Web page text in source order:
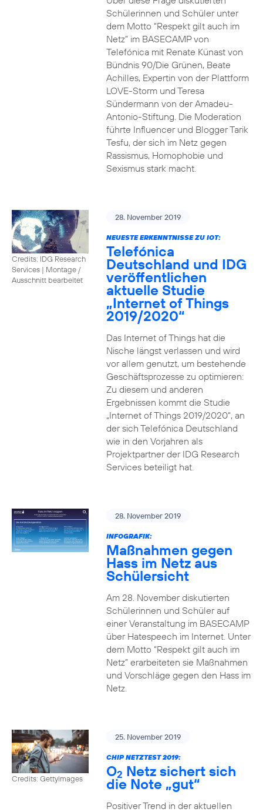
Schülerinnen und Schüler unter
dem Motto “Respekt gilt auch im
Netz” im BASECAMP von
Telefónica mit Renate Künast von
Bündnis 90/Die Grünen, Beate
Achilles, Expertin von der Plattform
LOVE-Storm und Teresa
Sündermann von der Amadeu-
Antonio-Stiftung. Die Moderation
führte Influencer und Blogger Tarik
Tesfu, der sich im Netz gegen
Rassismus, Homophobie und
Sexismus stark macht.
Credits: IDG Research
Services | Montage /
Ausschnitt bearbeitet
28. November 2019
NEUESTE ERKENNTNISSE ZU IOT:
Telefónica
Deutschland und IDG
veröffentlichen
aktuelle Studie
„Internet of Things
2019/2020“
Das Internet of Things hat die
Nische längst verlassen und wird
vor allem genutzt, um bestehende
Geschäftsprozesse zu optimieren:
Zu diesem und anderen
Ergebnissen kommt die Studie
„Internet of Things 2019/2020“, an
der sich Telefónica Deutschland
wie in den Vorjahren als
Projektpartner der IDG Research
Services beteiligt hat.
28. November 2019
INFOGRAFIK:
Maßnahmen gegen
Hass im Netz aus
Schülersicht
Am 28. November diskutierten
Schülerinnen und Schüler auf
einer Veranstaltung im BASECAMP
über Hatespeech im Internet. Unter
dem Motto “Respekt gilt auch im
Netz” erarbeiteten sie Maßnahmen
und Vorschläge gegen den Hass im
Netz.
Credits: Gettyimages
25. November 2019
CHIP NETZTEST 2019:
O2 Netz sichert sich
die Note „gut“
Positiver Trend in der aktuellen